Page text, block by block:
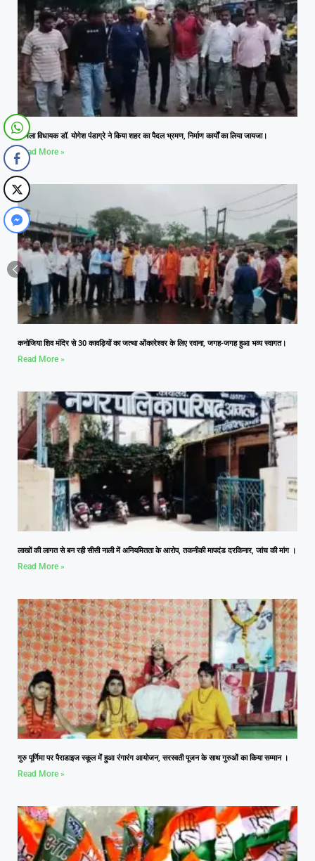
आमला विधायक डॉ. योगेश पंडाग्रे ने किया शहर का पैदल भ्रमण, निर्माण कार्यों का लिया जायजा।
Read More »
कनोजिया शिव मंदिर से 30 कावड़ियों का जत्था ओंकारेश्वर के लिए रवाना, जगह-जगह हुआ भव्य स्वागत।
Read More »
लाखों की लागत से बन रही सीसी नाली में अनियमितता के आरोप, तकनीकी मापदंड दरकिनार, जांच की मांग ।
Read More »
गुरु पूर्णिमा पर पैराडाइज स्कूल में हुआ रंगारंग आयोजन, सरस्वती पूजन के साथ गुरुओं का किया सम्मान ।
Read More »